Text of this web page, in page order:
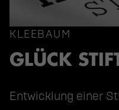
KLEEBAUM
GLÜCK
Entwicklung einer